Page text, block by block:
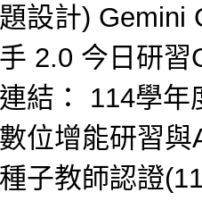
題設計) Gemini
手 2.0 今日研習
連結： 114學年
數位增能研習
種子教師認證